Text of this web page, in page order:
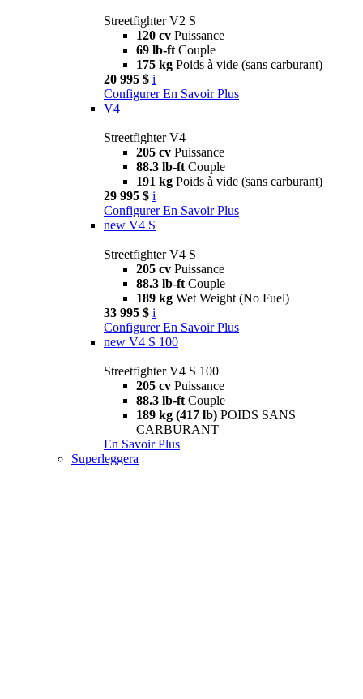
Streetfighter V2 S
120 cv Puissance
69 lb-ft Couple
175 kg Poids à vide (sans carburant)
20 995 $ i
Configurer En Savoir Plus
V4
Streetfighter V4
205 cv Puissance
88.3 lb-ft Couple
191 kg Poids à vide (sans carburant)
29 995 $ i
Configurer En Savoir Plus
new V4 S
Streetfighter V4 S
205 cv Puissance
88.3 lb-ft Couple
189 kg Wet Weight (No Fuel)
33 995 $ i
Configurer En Savoir Plus
new V4 S 100
Streetfighter V4 S 100
205 cv Puissance
88.3 lb-ft Couple
189 kg (417 lb) POIDS SANS
CARBURANT
En Savoir Plus
Superleggera